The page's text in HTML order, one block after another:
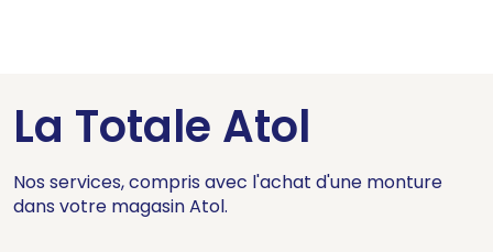
La Totale Atol
Nos services, compris avec l'achat d'une monture
dans votre magasin Atol.